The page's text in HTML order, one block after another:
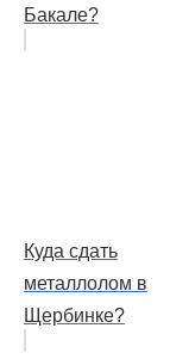
Бакале?
Куда сдать
металлолом в
Щербинке?